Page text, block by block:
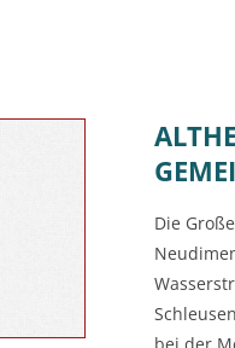
Die